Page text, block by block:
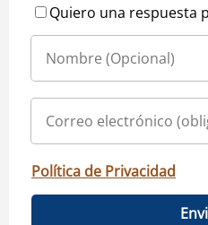
Quiero una respuesta
Política de Privacidad